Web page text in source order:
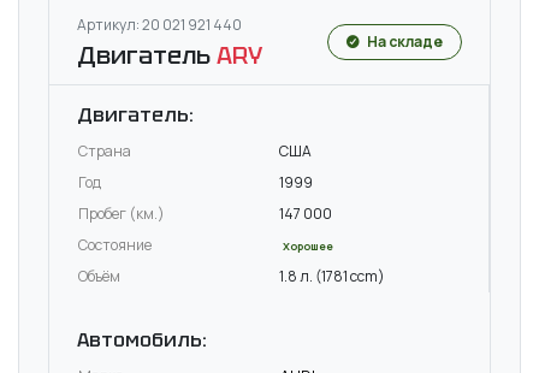
Артикул: 20 021 921 440
ДвигательARY На складе
Двигатель:
Страна
США
Год
1999
Пробег (км.)
147 000
Состояние
Хорошее
Объём 1.8 л. (1781 ccm)
Автомобиль: